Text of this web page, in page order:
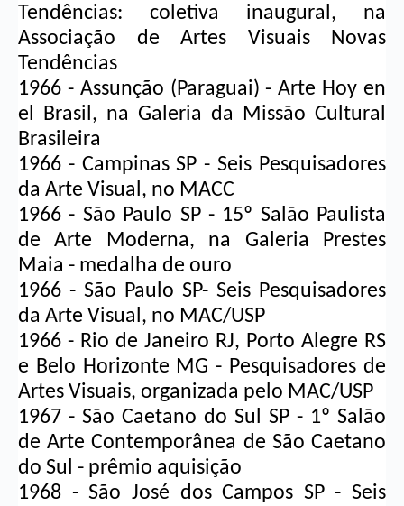
Tendências: coletiva inaugural, na
Associação de Artes Visuais Novas
Tendências
1966 - Assunção (Paraguai) - Arte Hoy en
el Brasil, na Galeria da Missão Cultural
Brasileira
1966 - Campinas SP - Seis Pesquisadores
da Arte Visual, no MACC
1966 - São Paulo SP - 15º Salão Paulista
de Arte Moderna, na Galeria
Prestes
Maia - medalha de ouro
1966 - São Paulo SP- Seis Pesquisadores
da Arte Visual, no MAC/USP
1966 - Rio de Janeiro RJ, Porto Alegre RS
e Belo Horizonte MG - Pesquisadores de
Artes Visuais, organizada pelo MAC/USP
1967 - São Caetano do Sul SP - 1º Salão
de Arte Contemporânea de São Caetano
do Sul - prêmio aquisição
1968 - São José dos Campos SP - Seis